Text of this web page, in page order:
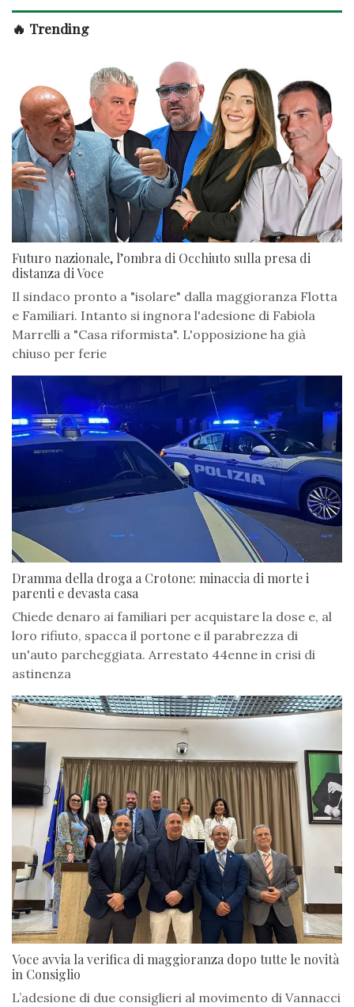
🔥 Trending
Futuro nazionale, l’ombra di Occhiuto sulla presa di
distanza di Voce
Il sindaco pronto a "isolare" dalla maggioranza Flotta
e Familiari. Intanto si ingnora l'adesione di Fabiola
Marrelli a "Casa riformista". L'opposizione ha già
chiuso per ferie
Dramma della droga a Crotone: minaccia di morte i
parenti e devasta casa
Chiede denaro ai familiari per acquistare la dose e, al
loro rifiuto, spacca il portone e il parabrezza di
un'auto parcheggiata. Arrestato 44enne in crisi di
astinenza
Voce avvia la verifica di maggioranza dopo tutte le novità
in Consiglio
L’adesione di due consiglieri al movimento di Vannacci